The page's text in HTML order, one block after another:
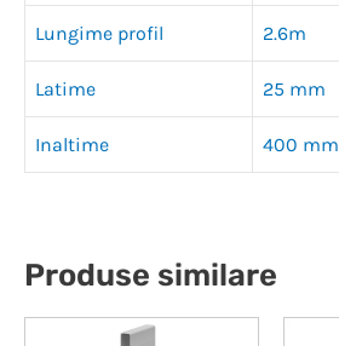
Lungime profil 2.6m
Latime 25 mm
Inaltime 400 mm
Produse similare